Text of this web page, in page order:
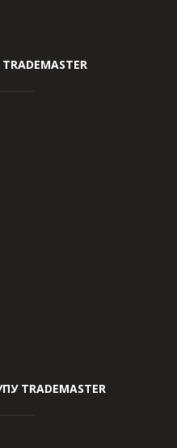
TRADEMASTER